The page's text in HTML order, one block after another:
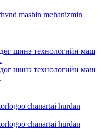
mashin mehanizmin
шинэ технологийн маш
шинэ технологийн маш
chanartai hurdan
chanartai hurdan